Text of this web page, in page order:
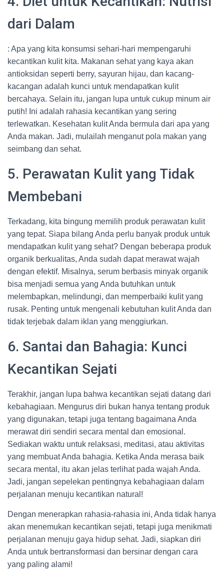
dari Dalam
: Apa yang kita konsumsi sehari-hari mempengaruhi
kecantikan kulit kita. Makanan sehat yang kaya akan
antioksidan seperti berry, sayuran hijau, dan kacang-
kacangan adalah kunci untuk mendapatkan kulit
bercahaya. Selain itu, jangan lupa untuk cukup minum air
putih! Ini adalah rahasia kecantikan yang sering
terlewatkan. Kesehatan kulit Anda bermula dari apa yang
Anda makan. Jadi, mulailah menganut pola makan yang
seimbang dan sehat.
5. Perawatan Kulit yang Tidak
Membebani
Terkadang, kita bingung memilih produk perawatan kulit
yang tepat. Siapa bilang Anda perlu banyak produk untuk
mendapatkan kulit yang sehat? Dengan beberapa produk
organik berkualitas, Anda sudah dapat merawat wajah
dengan efektif. Misalnya, serum berbasis minyak organik
bisa menjadi semua yang Anda butuhkan untuk
melembapkan, melindungi, dan memperbaiki kulit yang
rusak. Penting untuk mengenali kebutuhan kulit Anda dan
tidak terjebak dalam iklan yang menggiurkan.
6. Santai dan Bahagia: Kunci
Kecantikan Sejati
Terakhir, jangan lupa bahwa kecantikan sejati datang dari
kebahagiaan. Mengurus diri bukan hanya tentang produk
yang digunakan, tetapi juga tentang bagaimana Anda
merawat diri sendiri secara mental dan emosional.
Sediakan waktu untuk relaksasi, meditasi, atau aktivitas
yang membuat Anda bahagia. Ketika Anda merasa baik
secara mental, itu akan jelas terlihat pada wajah Anda.
Jadi, jangan sepelekan pentingnya kebahagiaan dalam
perjalanan menuju kecantikan natural!
Dengan menerapkan rahasia-rahasia ini, Anda tidak hanya
akan menemukan kecantikan sejati, tetapi juga menikmati
perjalanan menuju gaya hidup sehat. Jadi, siapkan diri
Anda untuk bertransformasi dan bersinar dengan cara
yang paling alami!